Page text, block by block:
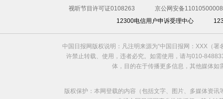
奥巴马健身遭偷拍 盘点政要王室运动达人
视听节目许可证0108263
京公网安备
12300电信用户申诉受理中心
中国日报网版权说明：凡注明来源为“中国日报网：XXX（
许禁止转载、使用，违者必究。如需使用，请与010-
体，目的在于传播更多信息，其他媒体
版权保护：本网登载的内容（包括文字、图片、多媒体资